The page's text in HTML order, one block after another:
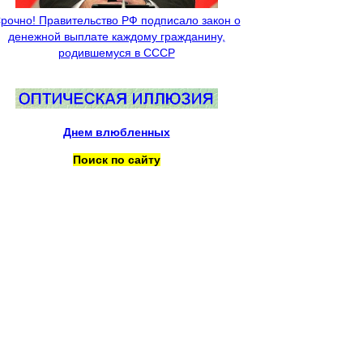
Правительство РФ подписало закон о
денежной выплате каждому гражданину,
родившемуся в СССР
Днем влюбленных
Поиск по сайту